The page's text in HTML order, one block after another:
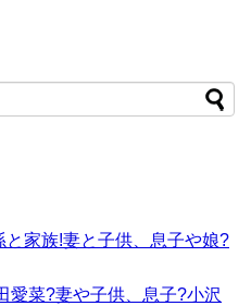
家族!妻と子供、息子や娘?
愛菜?妻や子供、息子?小沢